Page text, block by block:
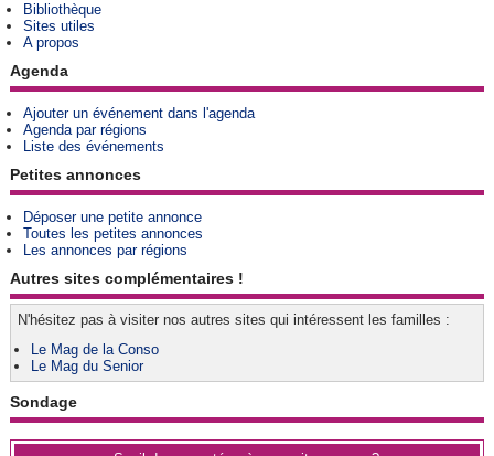
Bibliothèque
Sites utiles
A propos
Agenda
Ajouter un événement dans l'agenda
Agenda par régions
Liste des événements
Petites annonces
Déposer une petite annonce
Toutes les petites annonces
Les annonces par régions
Autres sites complémentaires !
N'hésitez pas à visiter nos autres sites qui intéressent les familles :
Le Mag de la Conso
Le Mag du Senior
Sondage